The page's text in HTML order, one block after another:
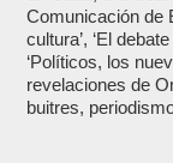
Comunicación de
cultura’, ‘El
‘Políticos, los
revelaciones de
buitres,